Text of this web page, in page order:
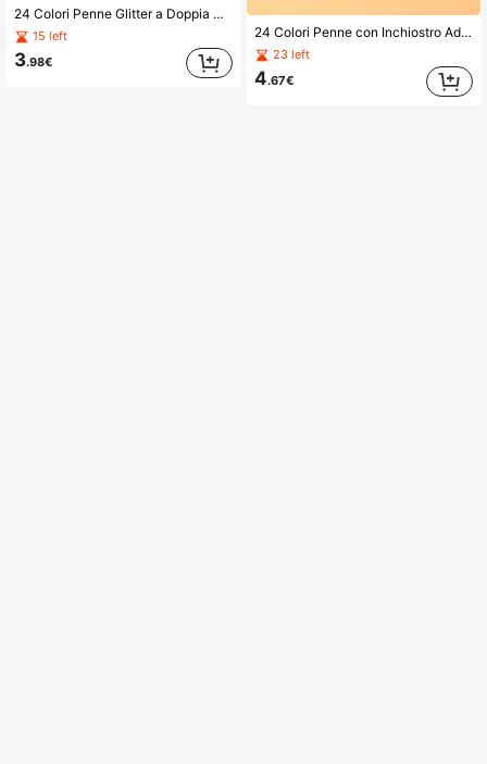
24 Colori Penne Glitter a Doppia Punta, Inchiostro Adesivo ad Asciugatura Rapida, Punta Fine, Colori Casuali, Punta e Fusto Integrati, Adatte per Scrapbooking, Creazione di Biglietti, Diari. 24 Colori Penne da Disegno a Doppia Punta - Set di Pennarelli Glitter, Adatte per Studenti, Artisti e Forniture di Cancelleria.
15 left
3.98€
24 Colori Penne con Inchiostro Adesivo ad Asciugatura Rapida a Punta Fine, Colori Casuali, Testina e Fusto Integrati, Adatte per Scrapbooking, Creazione di Biglietti, Journaling, 24 Colori Penne da Pittura a Doppia Punta - Set di Marcatori Glitter, Adatte per Studenti, Artisti e Forniture di Cancelleria.
23 left
4.67€